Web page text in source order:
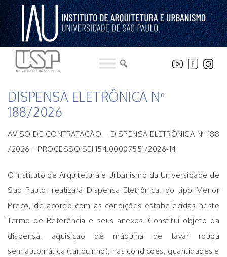
Pular
para
o
conteúdo
DISPENSA ELETRÔNICA Nº
188/2026
AVISO DE CONTRATAÇÃO – DISPENSA ELETRÔNICA Nº 188
/2026 – PROCESSO SEI 154.00007551/2026-14
O Instituto de Arquitetura e Urbanismo da Universidade de
São Paulo, realizará Dispensa Eletrônica, do tipo Menor
Preço, de acordo com as condições estabelecidas neste
Termo de Referência e seus anexos. Constitui objeto da
dispensa, aquisição de máquina de lavar roupa
semiautomática (tanquinho), nas condições, quantidades e